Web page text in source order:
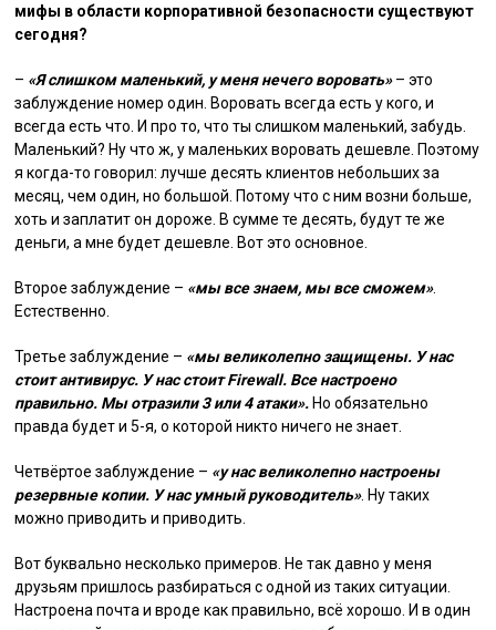
мифы в области корпоративной безопасности существуют
сегодня?
– «Я слишком маленький, у меня нечего воровать»– это
заблуждение номер один. Воровать всегда есть у кого, и
всегда есть что. И про то, что ты слишком маленький, забудь.
Маленький? Ну что ж, у маленьких воровать дешевле. Поэтому
я когда-то говорил: лучше десять клиентов небольших за
месяц, чем один, но большой. Потому что с ним возни больше,
хоть и заплатит он дороже. В сумме те десять, будут те же
деньги, а мне будет дешевле. Вот это основное.
Второе заблуждение – «мы все знаем, мы все сможем».
Естественно.
Третье заблуждение – «мы великолепно защищены. У нас
стоит антивирус. У нас стоит Firewall. Все настроено
правильно. Мы отразили 3 или 4 атаки». Но обязательно
правда будет и 5-я, о которой никто ничего не знает.
Четвёртое заблуждение – «у нас великолепно настроены
резервные копии. У нас умный руководитель». Ну таких
можно приводить и приводить.
Вот буквально несколько примеров. Не так давно у меня
друзьям пришлось разбираться с одной из таких ситуации.
Настроена почта и вроде как правильно, всё хорошо. И в один